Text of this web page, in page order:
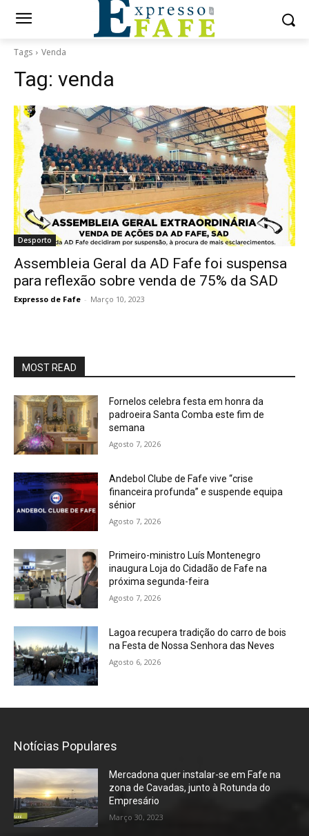
Tags Venda
Tag: venda
Desporto
Assembleia Geral da AD Fafe foi suspensa
para reflexão sobre venda de 75% da SAD
Expresso de Fafe - Março 10, 2023
MOST READ
Fornelos celebra festa em honra da
padroeira Santa Comba este fim de
semana
Agosto 7, 2026
Andebol Clube de Fafe vive “crise
financeira profunda” e suspende equipa
sénior
Agosto 7, 2026
Primeiro-ministro Luís Montenegro
inaugura Loja do Cidadão de Fafe na
próxima segunda-feira
Agosto 7, 2026
Lagoa recupera tradição do carro de bois
na Festa de Nossa Senhora das Neves
Agosto 6, 2026
Notícias Populares
Mercadona quer instalar-se em Fafe na
zona de Cavadas, junto à Rotunda do
Empresário
Março 30, 2023